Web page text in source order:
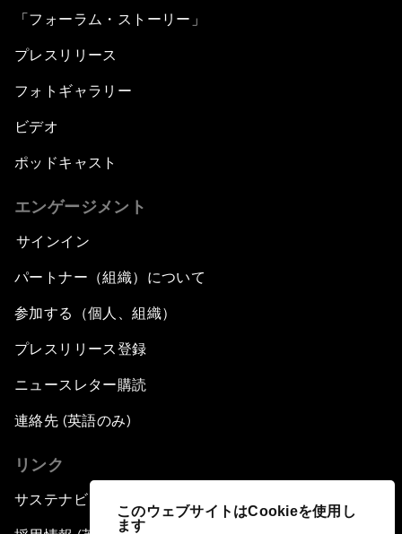
このウェブサイトはCookieを使用し
ます
「フォーラム・ストーリー」
プレスリリース
フォトギャラリー
ビデオ
ポッドキャスト
エンゲージメント
サインイン
パートナー（組織）について
参加する（個人、組織）
プレスリリース登録
ニュースレター購読
連絡先 (英語のみ)
リンク
サステナビリティへの取り組み